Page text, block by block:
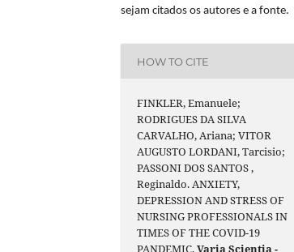
sejam citados os autores e a fonte.
HOW TO CITE
FINKLER, Emanuele;
RODRIGUES DA SILVA
CARVALHO, Ariana; VITOR
AUGUSTO LORDANI, Tarcisio;
PASSONI DOS SANTOS ,
Reginaldo. ANXIETY,
DEPRESSION AND STRESS OF
NURSING PROFESSIONALS IN
TIMES OF THE COVID-19
PANDEMIC.Varia Scientia -